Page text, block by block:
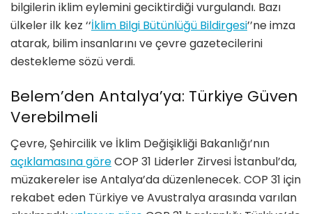
bilgilerin iklim eylemini geciktirdiği vurgulandı. Bazı
ülkeler ilk kez ‘‘İklim Bilgi Bütünlüğü Bildirgesi’’ne imza
atarak, bilim insanlarınıveçevre gazetecilerini
destekleme sözü verdi.
Belem’den Antalya’ya: Türkiye Güven
Verebilmeli
Çevre, Şehircilik ve İklim Değişikliği Bakanlığı’nın
açıklamasına göreCOP 31 Liderler Zirvesi İstanbul’da,
müzakereler ise Antalya’da düzenlenecek. COP 31 için
rekabet eden Türkiye ve Avustralya arasında varılan